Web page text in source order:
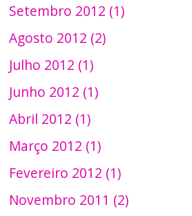
Setembro 2012 (1)
Agosto 2012 (2)
Julho 2012 (1)
Junho 2012 (1)
Abril 2012 (1)
Março 2012 (1)
Fevereiro 2012 (1)
Novembro 2011 (2)